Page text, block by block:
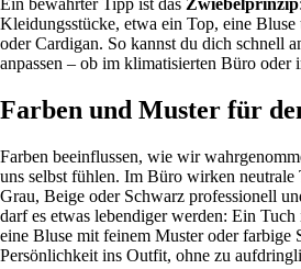
Ein bewährter Tipp ist das Zwiebelprinzip
Kleidungsstücke, etwa ein Top, eine
oder Cardigan. So kannst du dich schnell
anpassen – ob im klimatisierten Büro oder
Farben und Muster für
Farben beeinflussen, wie wir
uns selbst fühlen. Im Büro wirken
Grau, Beige oder Schwarz professionell
darf es etwas lebendiger werden: Ein
eine Bluse mit feinem Muster oder farbige
Persönlichkeit ins Outfit, ohne zu